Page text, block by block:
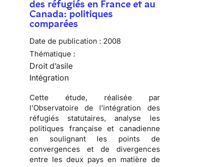
des réfugiés en France et au
Canada: politiques
comparées
Date de publication : 2008
Thématique :
Droit d’asile
Intégration
Cette étude, réalisée par
l’Observatoire de l’intégration des
réfugiés statutaires, analyse les
politiques française et canadienne
en soulignant les points de
convergences et de divergences
entre les deux pays en matière de